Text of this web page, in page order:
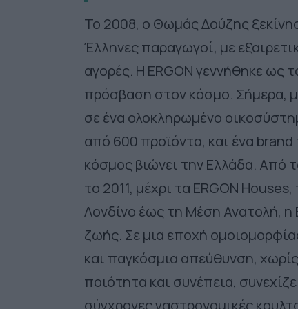
Το 2008, ο Θωμάς Δούζης
Έλληνες παραγωγοί, με
αγορές. Η ERGON γεννήθηκε ως
πρόσβαση στον κόσμο. Σήμερα,
σε ένα ολοκληρωμένο
από 600 προϊόντα, και ένα
κόσμος βιώνει την Ελλάδα. Από
το 2011, μέχρι τα ERGON
Λονδίνο έως τη Μέση Ανατολή, η
ζωής. Σε μια εποχή
και παγκόσμια απεύθυνση,
ποιότητα και συνέπεια,